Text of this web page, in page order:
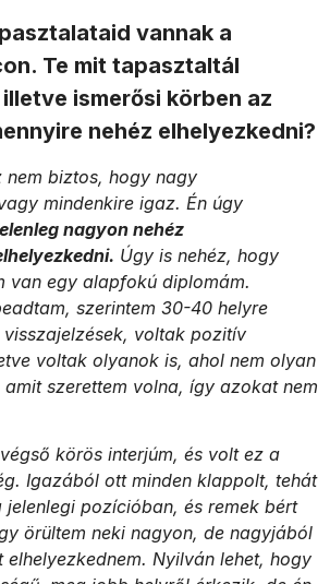
vannak a
Te mit tapasztaltál
ismerősi körben az
nehéz elhelyezkedni?
nem biztos, hogy nagy
mindenkire igaz. Én úgy
nagyon nehéz
Úgy is nehéz, hogy
van egy alapfokú diplomám.
szerintem 30-40 helyre
voltak pozitív
voltak olyanok is, ahol nem olyan
szerettem volna, így azokat nem
körös interjúm, és volt ez a
Igazából ott minden klappolt, tehát
pozícióban, és remek bért
örültem neki nagyon, de nagyjából
Nyilván lehet, hogy